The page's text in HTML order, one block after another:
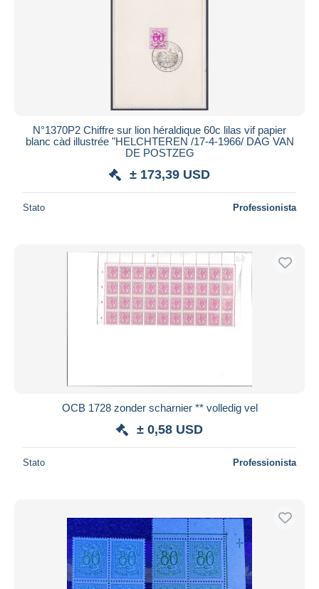
N°1370P2 Chiffre sur lion héraldique 60c lilas vif papier
blanc càd illustrée "HELCHTEREN /17-4-1966/ DAG VAN
DE POSTZEG
± 173,39 USD
Stato Professionista
OCB 1728 zonder scharnier ** volledig vel
± 0,58 USD
Stato Professionista